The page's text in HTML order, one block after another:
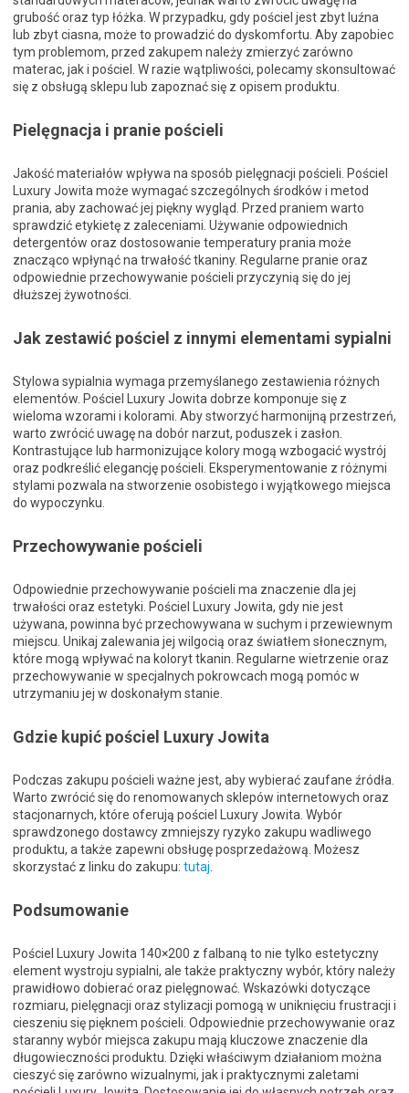
grubość oraz typ łóżka. W przypadku, gdy pościel jest zbyt luźna
lub zbyt ciasna, może to prowadzić do dyskomfortu. Aby zapobiec
tym problemom, przed zakupem należy zmierzyć zarówno
materac, jak i pościel. W razie wątpliwości, polecamy skonsultować
się z obsługą sklepu lub zapoznać się z opisem produktu.
Pielęgnacja i pranie pościeli
Jakość materiałów wpływa na sposób pielęgnacji pościeli. Pościel
Luxury Jowita może wymagać szczególnych środków i metod
prania, aby zachować jej piękny wygląd. Przed praniem warto
sprawdzić etykietę z zaleceniami. Używanie odpowiednich
detergentów oraz dostosowanie temperatury prania może
znacząco wpłynąć na trwałość tkaniny. Regularne pranie oraz
odpowiednie przechowywanie pościeli przyczynią się do jej
dłuższej żywotności.
Jak zestawić pościel z innymi elementami sypialni
Stylowa sypialnia wymaga przemyślanego zestawienia różnych
elementów. Pościel Luxury Jowita dobrze komponuje się z
wieloma wzorami i kolorami. Aby stworzyć harmonijną przestrzeń,
warto zwrócić uwagę na dobór narzut, poduszek i zasłon.
Kontrastujące lub harmonizujące kolory mogą wzbogacić wystrój
oraz podkreślić elegancję pościeli. Eksperymentowanie z różnymi
stylami pozwala na stworzenie osobistego i wyjątkowego miejsca
do wypoczynku.
Przechowywanie pościeli
Odpowiednie przechowywanie pościeli ma znaczenie dla jej
trwałości oraz estetyki. Pościel Luxury Jowita, gdy nie jest
używana, powinna być przechowywana w suchym i przewiewnym
miejscu. Unikaj zalewania jej wilgocią oraz światłem słonecznym,
które mogą wpływać na koloryt tkanin. Regularne wietrzenie oraz
przechowywanie w specjalnych pokrowcach mogą pomóc w
utrzymaniu jej w doskonałym stanie.
Gdzie kupić pościel Luxury Jowita
Podczas zakupu pościeli ważne jest, aby wybierać zaufane źródła.
Warto zwrócić się do renomowanych sklepów internetowych oraz
stacjonarnych, które oferują pościel Luxury Jowita. Wybór
sprawdzonego dostawcy zmniejszy ryzyko zakupu wadliwego
produktu, a także zapewni obsługę posprzedażową. Możesz
skorzystać z linku do zakupu: tutaj
Podsumowanie
Pościel Luxury Jowita 140×200 z falbaną to nie tylko estetyczny
element wystroju sypialni, ale także praktyczny wybór, który należy
prawidłowo dobierać oraz pielęgnować. Wskazówki dotyczące
rozmiaru, pielęgnacji oraz stylizacji pomogą w uniknięciu frustracji i
cieszeniu się pięknem pościeli. Odpowiednie przechowywanie oraz
staranny wybór miejsca zakupu mają kluczowe znaczenie dla
długowieczności produktu. Dzięki właściwym działaniom można
cieszyć się zarówno wizualnymi, jak i praktycznymi zaletami